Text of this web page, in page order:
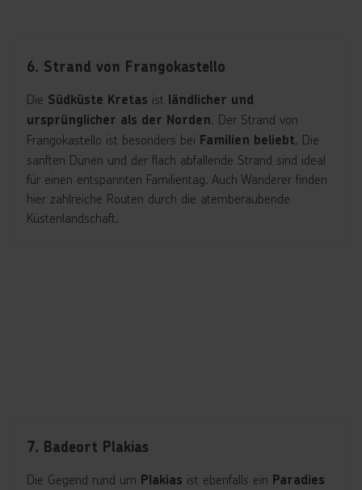
6. Strand von Frangokastello
Die Südküste Kretas ist ländlicher und
ursprünglicher als der Norden. Der Strand von
Frangokastello ist besonders bei Familien beliebt. Die
sanften Dünen und der flach abfallende Strand sind ideal
für einen entspannten Familientag. Auch Wanderer finden
hier zahlreiche Routen durch die atemberaubende
Küstenlandschaft.
7. Badeort Plakias
Die Gegend rund um Plakias ist ebenfalls ein Paradies